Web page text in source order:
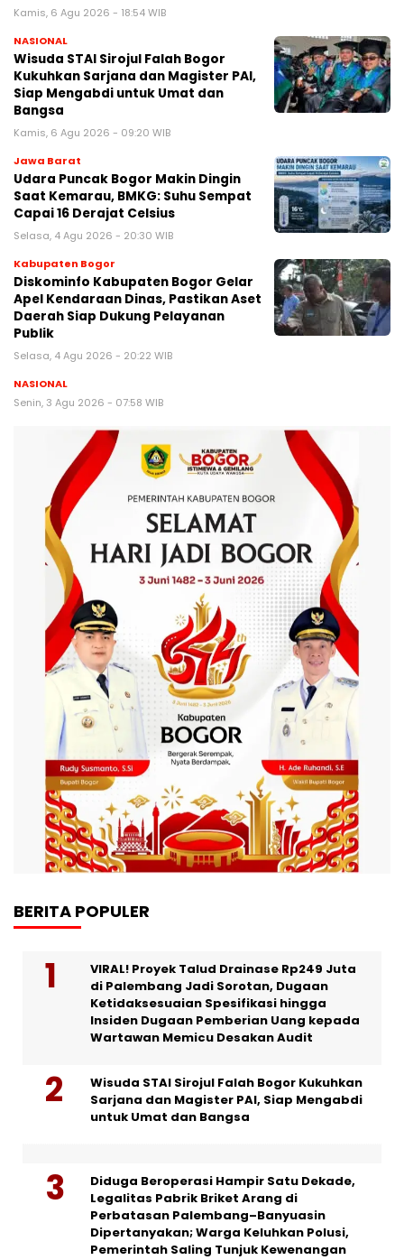
Kamis, 6 Agu 2026 - 18:54 WIB
NASIONAL
Wisuda STAI Sirojul Falah Bogor
Kukuhkan Sarjana dan Magister PAI,
Siap Mengabdi untuk Umat dan
Bangsa
Kamis, 6 Agu 2026 - 09:20 WIB
Jawa Barat
Udara Puncak Bogor Makin Dingin
Saat Kemarau, BMKG: Suhu Sempat
Capai 16 Derajat Celsius
Selasa, 4 Agu 2026 - 20:30 WIB
Kabupaten Bogor
Diskominfo Kabupaten Bogor Gelar
Apel Kendaraan Dinas, Pastikan Aset
Daerah Siap Dukung Pelayanan
Publik
Selasa, 4 Agu 2026 - 20:22 WIB
NASIONAL
Senin, 3 Agu 2026 - 07:58 WIB
BERITA POPULER
VIRAL! Proyek Talud Drainase Rp249 Juta
di Palembang Jadi Sorotan, Dugaan
Ketidaksesuaian Spesifikasi hingga
Insiden Dugaan Pemberian Uang kepada
Wartawan Memicu Desakan Audit
Wisuda STAI Sirojul Falah Bogor Kukuhkan
Sarjana dan Magister PAI, Siap Mengabdi
untuk Umat dan Bangsa
Diduga Beroperasi Hampir Satu Dekade,
Legalitas Pabrik Briket Arang di
Perbatasan Palembang–Banyuasin
Dipertanyakan; Warga Keluhkan Polusi,
Pemerintah Saling Tunjuk Kewenangan